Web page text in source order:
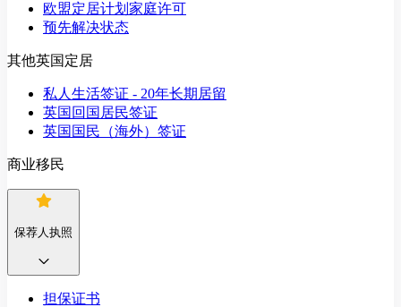
欧盟定居计划家庭许可
预先解决状态
其他英国定居
私人生活签证 - 20年长期居留
英国回国居民签证
英国国民（海外）签证
商业移民
保荐人执照
担保证书